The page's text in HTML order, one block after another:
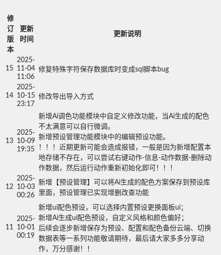
修
订
版
本
更新
时间
更新说明
15
2025-
11-04
11:06
修复特殊字符保存数据库时变成sql脚本bug
14
2025-
10-15
23:17
修改导出导入方式
13
2025-
10-09
19:35
新增Ai调色功能模块中自定义修改功能，当Ai生成的配色
不太满意可以自行微调。
新增预设管理功能模块中的编辑预设功能。
！！！近期更新可能会造成报错，一般是因为新增配置本
地存储不存在，可以尝试右键动作-信息-动作数据-删除动
作数据，然后运行动作重新初始化即可！！！
12
2025-
10-03
00:26
新增【预设管理】可以将Ai生成的配色方案保存到预设库
里面，预设管理已实现增删改查功能
11
2025-
10-01
00:19
新增ui配色预设，可以选择内置预设更换面板ui；
新增Ai生成ui配色预设，自定义风格和颜色偏好；
后续会逐步新增保存为预设、配置和配色备份云端、切换
数据表等一系列功能敬请期待，最后请大家多多分享动
作，万分感谢！！